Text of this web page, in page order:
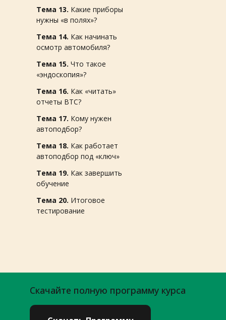
Тема 13. Какие приборы
нужны «в полях»?
Тема 14. Как начинать
осмотр автомобиля?
Тема 15. Что такое
«эндоскопия»?
Тема 16. Как «читать»
отчеты ВТС?
Тема 17. Кому нужен
автоподбор?
Тема 18. Как работает
автоподбор под «ключ»
Тема 19. Как завершить
обучение
Тема 20. Итоговое
тестирование
Скачайте полную программу курса